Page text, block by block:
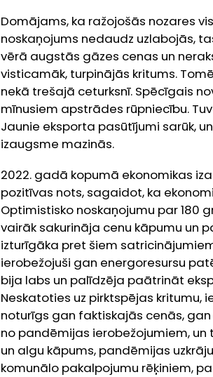
Domājams, ka ražojošās nozares
noskaņojums nedaudz uzlabojās,
vērā augstās gāzes cenas un
visticamāk, turpinājās kritums.
nekā trešajā ceturksnī. Spēcīgais
mīnusiem apstrādes rūpniecību.
Jaunie eksporta pasūtījumi sarūk,
izaugsme mazinās.
2022. gadā kopumā ekonomikas
pozitīvas nots, sagaidot, ka
Optimistisko noskaņojumu par 180
vairāk sakurināja cenu kāpumu un
izturīgāka pret šiem
ierobežojuši gan energoresursu
bija labs un palīdzēja paātrināt
Neskatoties uz pirktspējas
noturīgs gan faktiskajās cenās,
no pandēmijas ierobežojumiem,
un algu kāpums, pandēmijas
komunālo pakalpojumu rēķiniem,